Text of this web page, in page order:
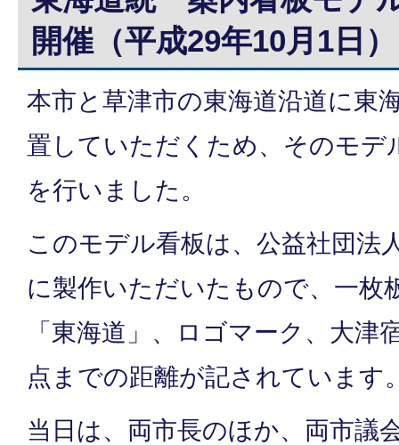
開催（平成29年10月1日）
本市と草津市の東海道沿道に東
置していただくため、そのモデ
を行いました。
このモデル看板は、公益社団法
に製作いただいたもので、一枚
「東海道」、ロゴマーク、大津
点までの距離が記されています
当日は、両市長のほか、両市議